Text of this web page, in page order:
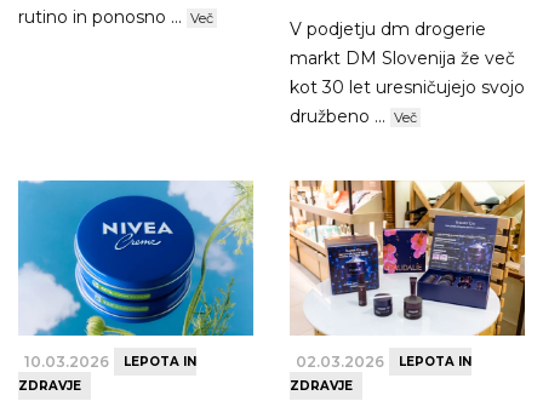
rutino in ponosno ... Več
V podjetju dm drogerie
markt DM Slovenija že več
kot 30 let uresničujejo svojo
družbeno ... Več
10.03.2026
LEPOTA IN
ZDRAVJE
02.03.2026
LEPOTA IN
ZDRAVJE